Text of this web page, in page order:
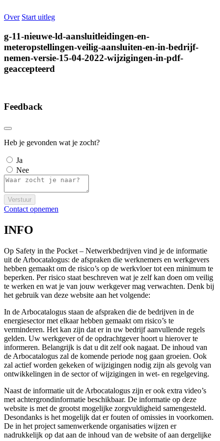
Over Start uitleg
g-11-nieuwe-ld-aansluitleidingen-en-
meteropstellingen-veilig-aansluiten-en-in-bedrijf-
nemen-versie-15-04-2022-wijzigingen-in-pdf-
geaccepteerd
Feedback
Heb je gevonden wat je zocht?
Ja
Nee
Verstuur
Contact opnemen
INFO
Op Safety in the Pocket – Netwerkbedrijven vind je de informatie
uit de Arbocatalogus: de afspraken die werknemers en werkgevers
hebben gemaakt om de risico’s op de werkvloer tot een minimum te
beperken. Per risico staat beschreven wat je zelf kan doen om veilig
te werken en wat je van jouw werkgever mag verwachten. Denk bij
het gebruik van deze website aan het volgende:
In de Arbocatalogus staan de afspraken die de bedrijven in de
energiesector met elkaar hebben gemaakt om risico’s te
verminderen. Het kan zijn dat er in uw bedrijf aanvullende regels
gelden. Uw werkgever of de opdrachtgever hoort u hierover te
informeren. Belangrijk is dat u dit zelf ook nagaat. De inhoud van
de Arbocatalogus zal de komende periode nog gaan groeien. Ook
zal actief worden gekeken of wijzigingen nodig zijn als gevolg van
ontwikkelingen in de sector of wijzigingen in wet- en regelgeving.
Naast de informatie uit de Arbocatalogus zijn er ook extra video’s
met achtergrondinformatie beschikbaar. De informatie op deze
website is met de grootst mogelijke zorgvuldigheid samengesteld.
Desondanks is het mogelijk dat er fouten of omissies in voorkomen.
De in het project samenwerkende organisaties wijzen er
nadrukkelijk op dat aan de inhoud van de website of aan dergelijke